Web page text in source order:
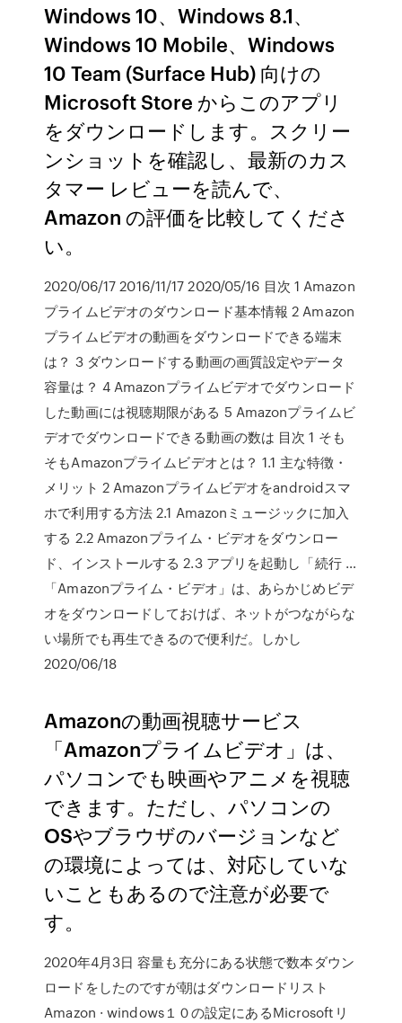
Windows 10、Windows 8.1、
Windows 10 Mobile、Windows
10 Team (Surface Hub) 向けの
Microsoft Store からこのアプリ
をダウンロードします。スクリー
ンショットを確認し、最新のカス
タマー レビューを読んで、
Amazon の評価を比較してくださ
い。
2020/06/17 2016/11/17 2020/05/16 目次 1 Amazon
プライムビデオのダウンロード基本情報 2 Amazon
プライムビデオの動画をダウンロードできる端末
は？ 3 ダウンロードする動画の画質設定やデータ
容量は？ 4 Amazonプライムビデオでダウンロード
した動画には視聴期限がある 5 Amazonプライムビ
デオでダウンロードできる動画の数は 目次 1 そも
そもAmazonプライムビデオとは？ 1.1 主な特徴・
メリット 2 Amazonプライムビデオをandroidスマ
ホで利用する方法 2.1 Amazonミュージックに加入
する 2.2 Amazonプライム・ビデオをダウンロー
ド、インストールする 2.3 アプリを起動し「続行 …
「Amazonプライム・ビデオ」は、あらかじめビデ
オをダウンロードしておけば、ネットがつながらな
い場所でも再生できるので便利だ。しかし
2020/06/18
Amazonの動画視聴サービス
「Amazonプライムビデオ」は、
パソコンでも映画やアニメを視聴
できます。ただし、パソコンの
OSやブラウザのバージョンなど
の環境によっては、対応していな
いこともあるので注意が必要で
す。
2020年4月3日 容量も充分にある状態で数本ダウン
ロードをしたのですが朝はダウンロードリスト
Amazon · windows１０の設定にあるMicrosoftリ